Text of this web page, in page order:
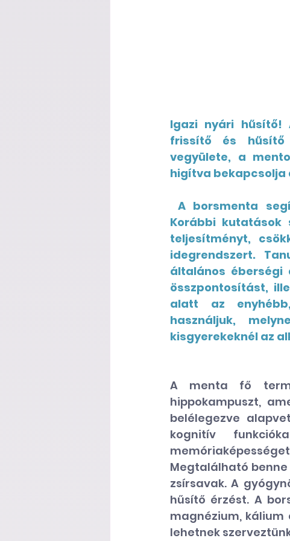
Igazi nyári hűsítő!
frissítő és hűsítő
vegyülete, a
higítva bekapcsolja
Korábbi
teljesítményt,
idegrendszert.
általános
összpontosítást,
alatt az
használjuk,
kisgyerekeknél az
A menta fő
hippokampuszt,
belélegezve
kognitív
Megtalálható
zsírsavak. A
hűsítő érzést. A
magnézium, kálium
lehetnek